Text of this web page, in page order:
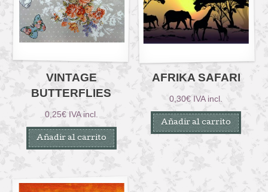
VINTAGE
BUTTERFLIES
0,25€ IVA incl.
Añadir al carrito
AFRIKA SAFARI
0,30€ IVA incl.
Añadir al carrito